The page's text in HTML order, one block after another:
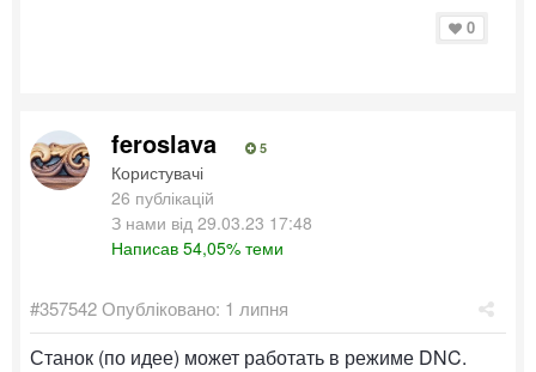
0
feroslava 5
Користувачі
26 публікацій
З нами від 29.03.23 17:48
Написав 54,05% теми
#357542Опубліковано: 1 липня
Станок (по идее) может работать в режиме DNC.